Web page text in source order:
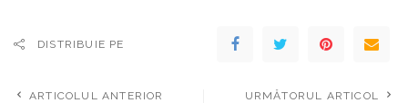
DISTRIBUIE PE
ARTICOLUL ANTERIOR URMĂTORUL ARTICOL